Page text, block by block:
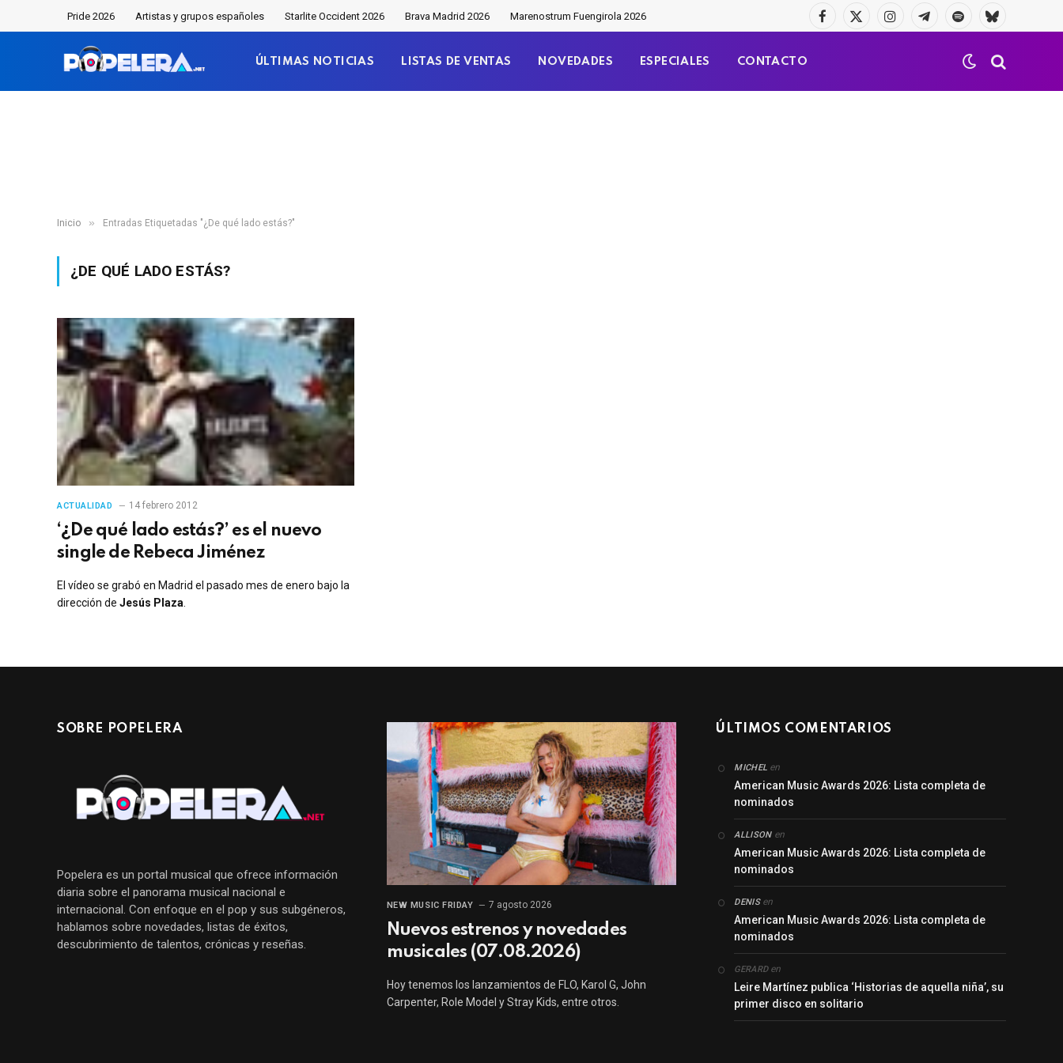
Pride 2026 Artistas y grupos españoles Starlite Occident 2026 Brava Madrid 2026 Marenostrum Fuengirola 2026
Facebook
X
InstagramTelegramaSpotifyBluesky
ÚLTIMAS NOTICIAS LISTAS DE VENTAS NOVEDADES ESPECIALES CONTACTO
Inicio » Entradas Etiquetadas "¿De qué lado estás?"
¿DE QUÉ LADO ESTÁS?
ACTUALIDAD 14 febrero 2012
‘¿De qué lado estás?’ es el nuevo
single de Rebeca Jiménez
El vídeo se grabó en Madrid el pasado mes de enero bajo la
dirección de Jesús Plaza
SOBRE POPELERA
Popelera es un portal musical que ofrece información
diaria sobre el panorama musical nacional e
internacional. Con enfoque en el pop y sus subgéneros,
hablamos sobre novedades, listas de éxitos,
descubrimiento de talentos, crónicas y reseñas.
NEW MUSIC FRIDAY 7 agosto 2026
Nuevos estrenos y novedades
musicales (07.08.2026)
Hoy tenemos los lanzamientos de FLO, Karol G, John
Carpenter, Role Model y Stray Kids, entre otros.
ÚLTIMOS COMENTARIOS
MICHEL en
American Music Awards 2026: Lista completa de
nominados
ALLISONen
American Music Awards 2026: Lista completa de
nominados
DENISen
American Music Awards 2026: Lista completa de
nominados
GERARDen
Leire Martínez publica ‘Historias de aquella niña’, su
primer disco en solitario